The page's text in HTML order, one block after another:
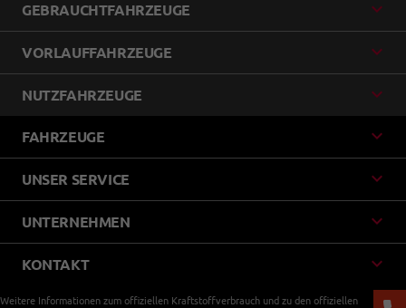
GEBRAUCHTFAHRZEUGE
VORLAUFFAHRZEUGE
NUTZFAHRZEUGE
FAHRZEUGE
UNSER SERVICE
UNTERNEHMEN
KONTAKT
Weitere Informationen zum offiziellen Kraftstoffverbrauch und zu den offiziellen